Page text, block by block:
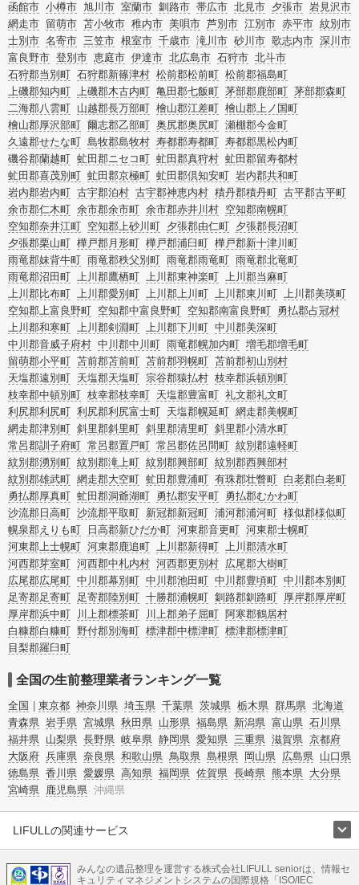
函館市 小樽市 旭川市 室蘭市 釧路市 帯広市 北見市 夕張市 岩見沢市
網走市 留萌市 苫小牧市 稚内市 美唄市 芦別市 江別市 赤平市 紋別市
士別市 名寄市 三笠市 根室市 千歳市 滝川市 砂川市 歌志内市 深川市
富良野市 登別市 恵庭市 伊達市 北広島市 石狩市 北斗市
石狩郡当別町 石狩郡新篠津村 松前郡松前町 松前郡福島町
上磯郡知内町 上磯郡木古内町 亀田郡七飯町 茅部郡鹿部町 茅部郡森町
二海郡八雲町 山越郡長万部町 檜山郡江差町 檜山郡上ノ国町
檜山郡厚沢部町 爾志郡乙部町 奥尻郡奥尻町 瀬棚郡今金町
久遠郡せたな町 島牧郡島牧村 寿都郡寿都町 寿都郡黒松内町
磯谷郡蘭越町 虻田郡ニセコ町 虻田郡真狩村 虻田郡留寿都村
虻田郡喜茂別町 虻田郡京極町 虻田郡倶知安町 岩内郡共和町
岩内郡岩内町 古宇郡泊村 古宇郡神恵内村 積丹郡積丹町 古平郡古平町
余市郡仁木町 余市郡余市町 余市郡赤井川村 空知郡南幌町
空知郡奈井江町 空知郡上砂川町 夕張郡由仁町 夕張郡長沼町
夕張郡栗山町 樺戸郡月形町 樺戸郡浦臼町 樺戸郡新十津川町
雨竜郡妹背牛町 雨竜郡秩父別町 雨竜郡雨竜町 雨竜郡北竜町
雨竜郡沼田町 上川郡鷹栖町 上川郡東神楽町 上川郡当麻町
上川郡比布町 上川郡愛別町 上川郡上川町 上川郡東川町 上川郡美瑛町
空知郡上富良野町 空知郡中富良野町 空知郡南富良野町 勇払郡占冠村
上川郡和寒町 上川郡剣淵町 上川郡下川町 中川郡美深町
中川郡音威子府村 中川郡中川町 雨竜郡幌加内町 増毛郡増毛町
留萌郡小平町 苫前郡苫前町 苫前郡羽幌町 苫前郡初山別村
天塩郡遠別町 天塩郡天塩町 宗谷郡猿払村 枝幸郡浜頓別町
枝幸郡中頓別町 枝幸郡枝幸町 天塩郡豊富町 礼文郡礼文町
利尻郡利尻町 利尻郡利尻富士町 天塩郡幌延町 網走郡美幌町
網走郡津別町 斜里郡斜里町 斜里郡清里町 斜里郡小清水町
常呂郡訓子府町 常呂郡置戸町 常呂郡佐呂間町 紋別郡遠軽町
紋別郡湧別町 紋別郡滝上町 紋別郡興部町 紋別郡西興部村
紋別郡雄武町 網走郡大空町 虻田郡豊浦町 有珠郡壮瞥町 白老郡白老町
勇払郡厚真町 虻田郡洞爺湖町 勇払郡安平町 勇払郡むかわ町
沙流郡日高町 沙流郡平取町 新冠郡新冠町 浦河郡浦河町 様似郡様似町
幌泉郡えりも町
日高郡新ひだか町 河東郡音更町 河東郡士幌町
河東郡上士幌町 河東郡鹿追町 上川郡新得町 上川郡清水町
河西郡芽室町 河西郡中札内村 河西郡更別村 広尾郡大樹町
広尾郡広尾町 中川郡幕別町 中川郡池田町 中川郡豊頃町 中川郡本別町
足寄郡足寄町 足寄郡陸別町 十勝郡浦幌町 釧路郡釧路町 厚岸郡厚岸町
厚岸郡浜中町
川上郡標茶町 川上郡弟子屈町 阿寒郡鶴居村
白糠郡白糠町 野付郡別海町 標津郡中標津町 標津郡標津町
目梨郡羅臼町
全国の生前整理業者ランキング一覧
全国 東京都 神奈川県 埼玉県 千葉県 茨城県 栃木県 群馬県 北海道
青森県 岩手県 宮城県 秋田県 山形県 福島県 新潟県 富山県 石川県
福井県 山梨県 長野県 岐阜県 静岡県 愛知県 三重県 滋賀県 京都府
大阪府 兵庫県 奈良県 和歌山県 鳥取県 島根県 岡山県 広島県 山口県
徳島県 香川県 愛媛県 高知県 福岡県 佐賀県 長崎県 熊本県 大分県
宮崎県 鹿児島県 沖縄県
LIFULLの関連サービス
不動産・住宅
引越し 老人ホーム 地方創生 ママの就労支援
みんなの遺品整理を運営する株式会社LIFULL seniorは、情報セ
キュリティマネジメントシステムの国際規格「ISO/IEC